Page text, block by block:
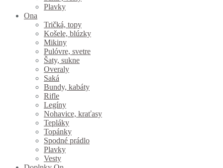
Plavky
Ona
Tričká, topy
Košele, blúzky
Mikiny
Pulóvre, svetre
Šaty, sukne
Overaly
Saká
Bundy, kabáty
Rifle
Legíny
Nohavice, kraťasy
Tepláky
Topánky
Spodné prádlo
Plavky
Vesty